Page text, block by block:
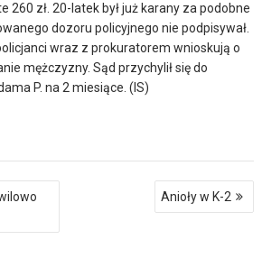
260 zł. 20-latek był już karany za podobne
dozoru policyjnego nie podpisywał.
wraz z prokuratorem wnioskują o
mężczyzny. Sąd przychylił się do
P. na 2 miesiące. (IS)
Anioły w K-2